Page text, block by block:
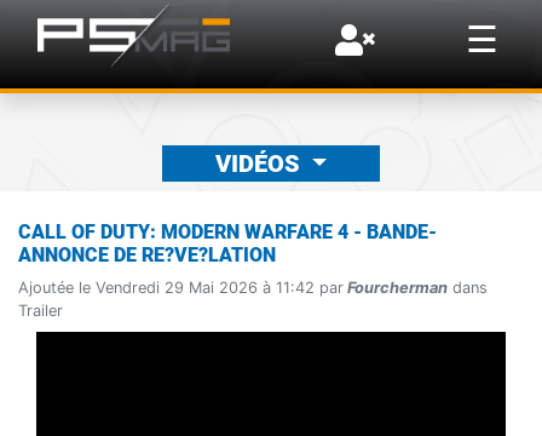
☰
×
VIDÉOS
CALL OF DUTY: MODERN WARFARE 4 - BANDE-
ANNONCE DE RE?VE?LATION
Ajoutée le Vendredi 29 Mai 2026 à 11:42 par Fourcherman dans
Trailer